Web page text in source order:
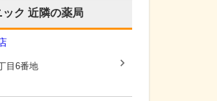
ク 近隣の薬局
目6番地